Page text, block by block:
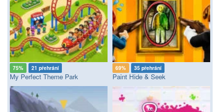
75% 21 přehrání
My Perfect Theme Park
69% 35 přehrání
Paint Hide & Seek